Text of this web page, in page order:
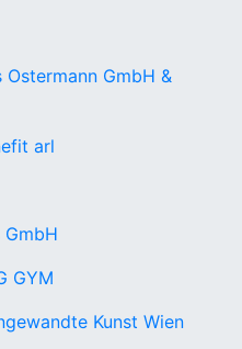
GmbH &
arl
GYM
Kunst Wien